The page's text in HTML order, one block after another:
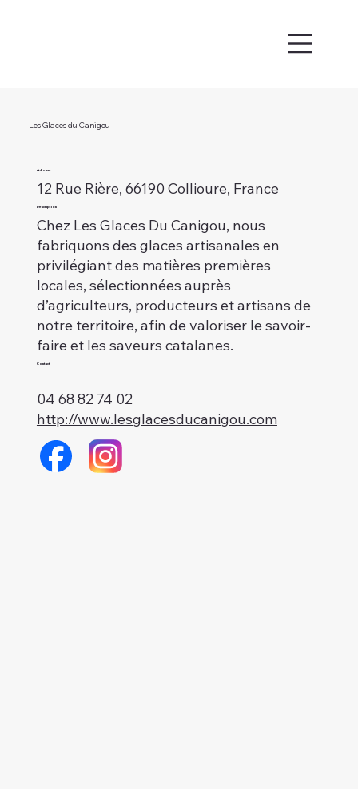
Les Glaces du Canigou
Adresse
12 Rue Rière, 66190 Collioure, France
Description
Chez Les Glaces Du Canigou, nous
fabriquons des glaces artisanales en
privilégiant des matières premières
locales, sélectionnées auprès
d’agriculteurs, producteurs et artisans de
notre territoire, afin de valoriser le savoir-
faire et les saveurs catalanes.
Contact
04 68 82 74 02
http://www.lesglacesducanigou.com